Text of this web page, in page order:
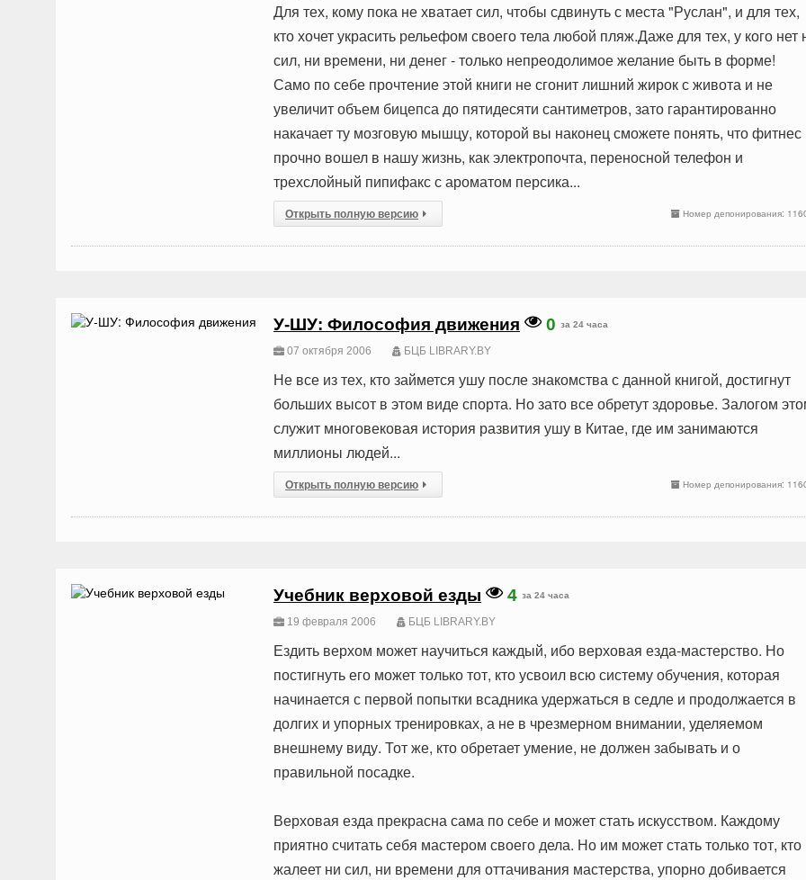
Для тех, кому пока не хватает сил, чтобы сдвинуть с места "Руслан", и для тех,
кто хочет украсить рельефом своего тела любой пляж.Даже для тех, у кого нет
сил, ни времени, ни денег - только непреодолимое желание быть в форме!
Само по себе прочтение этой книги не сгонит лишний жирок с живота и не
увеличит объем бицепса до пятидесяти сантиметров, зато гарантированно
накачает ту мозговую мышцу, которой вы наконец сможете понять, что фитнес
прочно вошел в нашу жизнь, как электропочта, переносной телефон и
трехслойный пипифакс с ароматом персика...
Номер депонирования:
Открыть полную версию
У-ШУ: Философия движения 0 за 24 часа
07 октября 2006 БЦБ LIBRARY.BY
Не все из тех, кто займется ушу после знакомства с данной книгой, достигнут
больших высот в этом виде спорта. Но зато все обретут здоровье. Залогом
служит многовековая история развития ушу в Китае, где им занимаются
миллионы людей...
Номер депонирования:
Открыть полную версию
Учебник верховой езды 4 за 24 часа
19 февраля 2006 БЦБ LIBRARY.BY
Ездить верхом может научиться каждый, ибо верховая езда-мастерство. Но
постигнуть его может только тот, кто усвоил всю систему обучения, которая
начинается с первой попытки всадника удержаться в седле и продолжается в
долгих и упорных тренировках, а не в чрезмерном внимании, уделяемом
внешнему виду. Тот же, кто обретает умение, не должен забывать и о
правильной посадке.
Верховая езда прекрасна сама по себе и может стать искусством. Каждому
приятно считать себя мастером своего дела. Но им может стать только тот, кто
жалеет ни сил, ни времени для оттачивания мастерства, упорно добивается